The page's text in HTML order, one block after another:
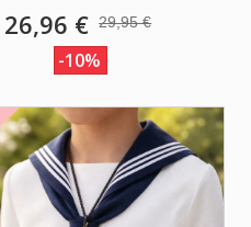
26,96 € 29,95 €
-10%